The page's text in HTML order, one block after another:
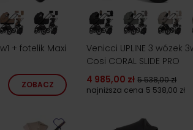
+ fotelik Maxi
ZOBACZ
Venicci UPLINE 3 wózek
Cosi CORAL SLIDE PRO
4 985,00 zł 5 538,00 zł
najniższa cena 5 538,00 zł